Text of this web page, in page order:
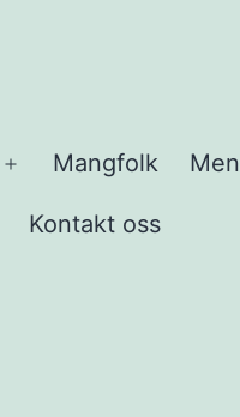
Åpne
meny
Mangfolk
Kontakt oss